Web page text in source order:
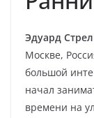
Эдуард
Москве,
большой
начал
времени на